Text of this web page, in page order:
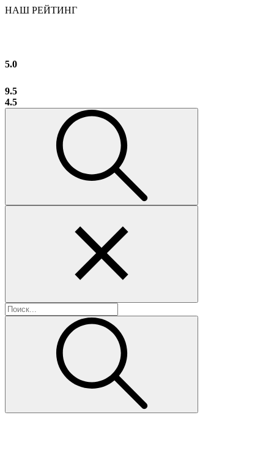
НАШ РЕЙТИНГ
5.0
9.5
4.5